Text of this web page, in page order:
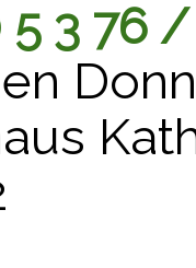
5 3 76